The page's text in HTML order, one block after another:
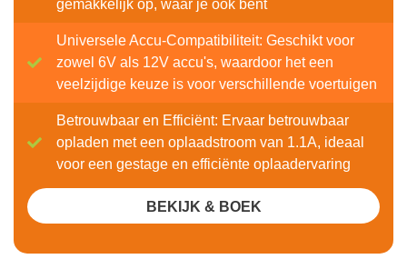
gemakkelijk op, waar je ook bent
Universele Accu-Compatibiliteit: Geschikt voor
zowel 6V als 12V accu's, waardoor het een
veelzijdige keuze is voor verschillende voertuigen
Betrouwbaar en Efficiënt: Ervaar betrouwbaar
opladen met een oplaadstroom van 1.1A, ideaal
voor een gestage en efficiënte oplaadervaring
BEKIJK & BOEK